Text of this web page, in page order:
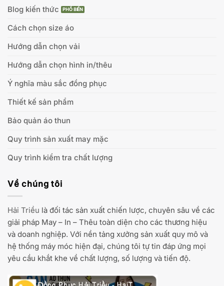
Blog kiến thức
Cách chọn size áo
Hướng dẫn chọn vải
Hướng dẫn chọn hình in/thêu
Ý nghĩa màu sắc đồng phục
Thiết kế sản phẩm
Bảo quản áo thun
Quy trình sản xuất may mặc
Quy trình kiểm tra chất lượng
Về chúng tôi
Hải Triều là đối tác sản xuất chiến lược, chuyên sâu về các
giải pháp May – In – Thêu toàn diện cho các thương hiệu
và doanh nghiệp. Với nền tảng xưởng sản xuất quy mô và
hệ thống máy móc hiện đại, chúng tôi tự tin đáp ứng mọi
yêu cầu khắt khe về chất lượng, số lượng và tiến độ.